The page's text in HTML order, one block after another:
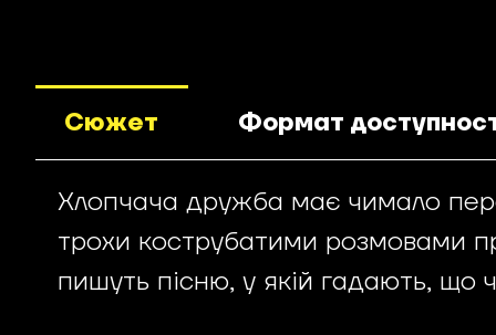
Сюжет Формат
Хлопчача дружба має чимало
трохи кострубатими розмовами
пишуть пісню, у якій гадають,